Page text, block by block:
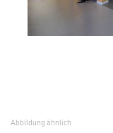
Abbildung ähnlich